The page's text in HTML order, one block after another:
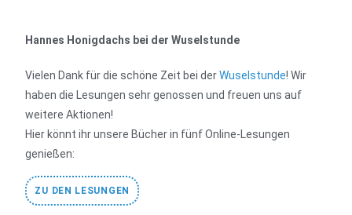
Hannes Honigdachs bei der Wuselstunde
Vielen Dank für die schöne Zeit bei derWuselstunde! Wir
haben die Lesungen sehr genossen und freuen uns auf
weitere Aktionen!
Hier könnt ihr unsere Bücher in fünf Online-Lesungen
genießen:
ZU DEN LESUNGEN